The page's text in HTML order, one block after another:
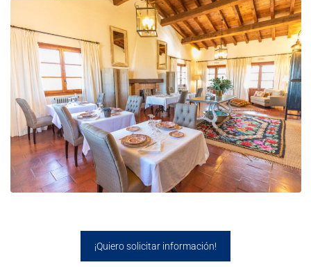
¡Quiero solicitar información!